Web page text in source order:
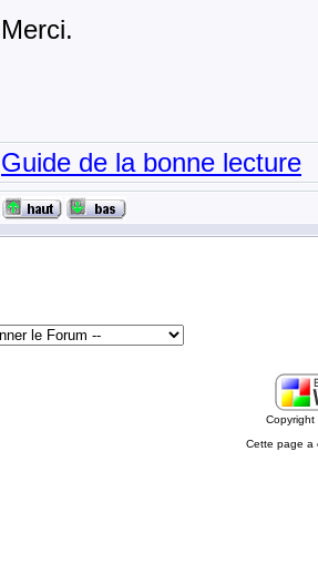
Merci.
Guide de la bonne lecture
Cette page a